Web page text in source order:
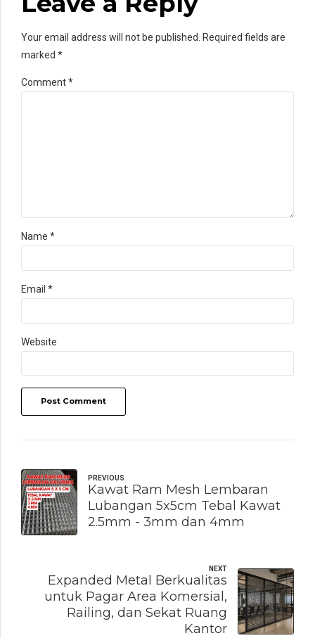
Your email address will not be published. Required fields are
marked *
Comment*
Name *
Email *
Website
Post Comment
PREVIOUS
Kawat Ram Mesh Lembaran
Lubangan 5x5cm Tebal Kawat
2.5mm - 3mm dan 4mm
NEXT
Expanded Metal Berkualitas
untuk Pagar Area Komersial,
Railing, dan Sekat Ruang
Kantor